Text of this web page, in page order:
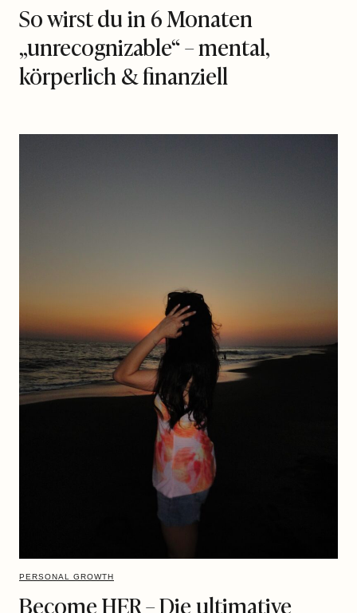
So wirst du in 6 Monaten
„unrecognizable“ – mental,
körperlich & finanziell
PERSONAL GROWTH
Become HER – Die ultimative